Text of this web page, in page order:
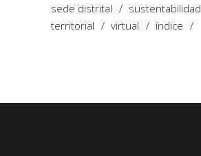
sede distrital
sustentabilidad
territorial
virtual índice